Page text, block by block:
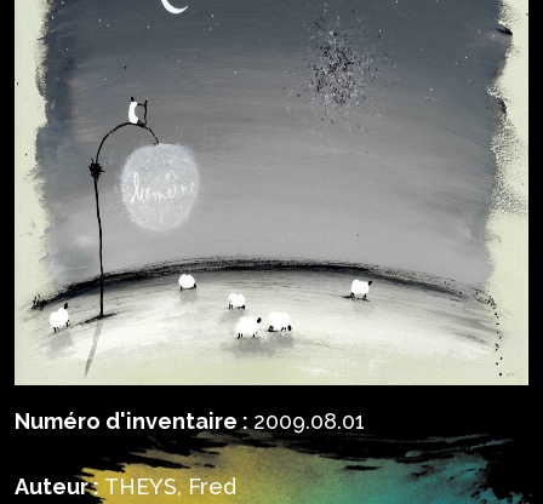
Numéro d'inventaire : 2009.08.01
Auteur : THEYS, Fred